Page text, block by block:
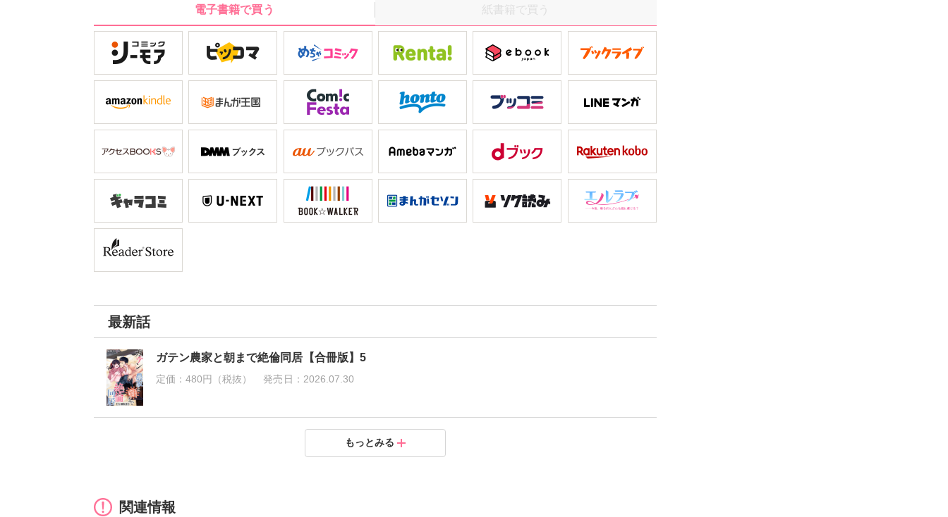
がない!! 幸せだけど気になる私は…!? 大人気『ガテン農家と朝まで絶倫H』の
続編登場!! 同棲を始めたふたりは!? TLの新旗手知葉サナガが描く大迫力膣奥
電子書籍で買う 紙書籍で買う
最新話
ガテン農家と朝まで絶倫同居【合冊版】5
定価：480円（税抜） 発売日： 2026.07.30
もっとみる
関連情報